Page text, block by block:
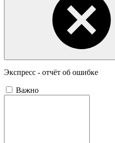
Экспресс - отчёт об ошибке
Важно